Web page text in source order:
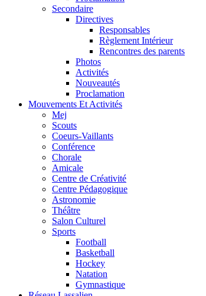
Secondaire
Directives
Responsables
Règlement Intérieur
Rencontres des parents
Photos
Activités
Nouveautés
Proclamation
Mouvements Et Activités
Mej
Scouts
Coeurs-Vaillants
Conférence
Chorale
Amicale
Centre de Créativité
Centre Pédagogique
Astronomie
Théâtre
Salon Culturel
Sports
Football
Basketball
Hockey
Natation
Gymnastique